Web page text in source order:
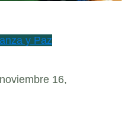
y Paz
noviembre 16,